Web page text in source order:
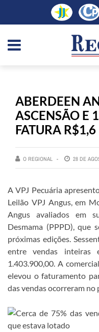
ABERDEEN
ASCENSÃO E
FATURA
O REGIONAL 28 DE
A VPJ Pecuária
Leilão VPJ Angus, em
Angus avaliados em
Desmama (PPPD), que
próximas edições.
entre vendas inteiras
1.403.900,00. A
elevou o faturamento
das vendas ocorreram